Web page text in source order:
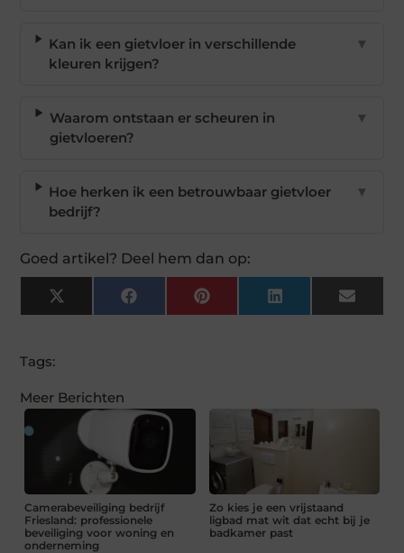
Kan ik een gietvloer in verschillende
kleuren krijgen?
▼
Waarom ontstaan er scheuren in
gietvloeren?
▼
Hoe herken ik een betrouwbaar gietvloer
bedrijf?
▼
Goed artikel? Deel hem dan op:
X
(Twitter)
FacebookPinterest LinkedIn Email
Tags:
Meer Berichten
Camerabeveiliging bedrijf
Friesland: professionele
beveiliging voor woning en
onderneming
Zo kies je een vrijstaand
ligbad mat wit dat echt bij je
badkamer past